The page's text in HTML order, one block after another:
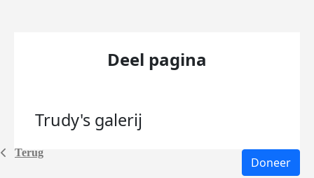
Terug
Deel pagina
Trudy's galerij
Doneer